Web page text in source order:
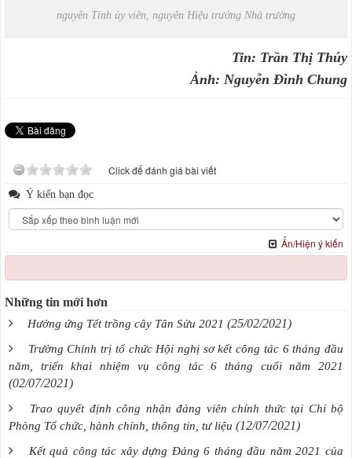
nguyên Tỉnh ủy viên, nguyên Hiệu trưởng Nhà trường
Tin: Trần Thị Thúy
Ảnh: Nguyễn Đình Chung
Click để đánh giá bài viết
Ý kiến bạn đọc
Ẩn/Hiện ý kiến
Những tin mới hơn
Hưởng ứng Tết trồng cây Tân Sửu 2021 (25/02/2021)
Trường Chính trị tổ chức Hội nghị sơ kết công tác 6 tháng đầu
năm, triển khai nhiệm vụ công tác 6 tháng cuối năm 2021
(02/07/2021)
Trao quyết định công nhận đảng viên chính thức tại Chi bộ
Phòng Tổ chức, hành chính, thông tin, tư liệu (12/07/2021)
Kết quả công tác xây dựng Đảng 6 tháng đầu năm 2021 của